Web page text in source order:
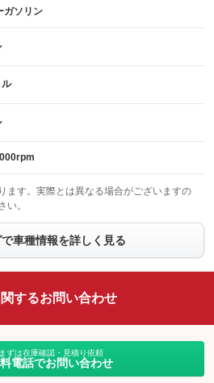
：装備なし
フロントカメラ
：装備なし
：装備なし
ルーフレール
：装備なし
：装備なし
ガソリン
ます。実際とは異なる場合がございますの
い。
車種情報を詳しく見る
するお問い合わせ
まずは在庫確認・見積り依頼
電話でお問い合わせ